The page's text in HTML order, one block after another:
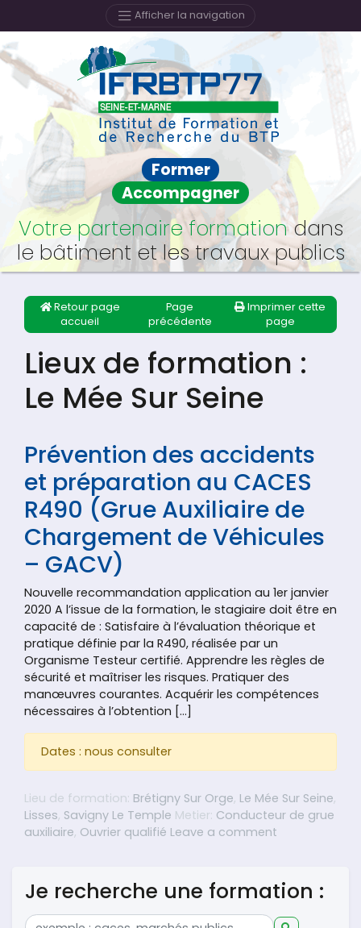
Afficher la navigation
Former
Accompagner
Votre partenaire formationdans
le bâtiment et les travaux publics
Je recherche une formation :
Retour page
accueil
Page
précédente
Imprimer cette
page
Lieux de formation :
Le Mée Sur Seine
Prévention des accidents
et préparation au CACES
R490 (Grue Auxiliaire de
Chargement de Véhicules
– GACV)
Nouvelle recommandation application au 1er janvier
2020 A l’issue de la formation, le stagiaire doit être en
capacité de : Satisfaire à l’évaluation théorique et
pratique définie par la R490, réalisée par un
Organisme Testeur certifié. Apprendre les règles de
sécurité et maîtriser les risques. Pratiquer des
manœuvres courantes. Acquérir les compétences
nécessaires à l’obtention […]
Dates : nous consulter
Lieu de formation: Brétigny Sur Orge, Le Mée Sur Seine,
Lisses, Savigny Le Temple Metier: Conducteur de grue
auxiliaire, Ouvrier qualifié Leave a comment